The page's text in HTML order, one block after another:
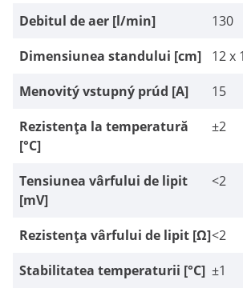
Debitul de aer [l/min]
130
Dimensiunea standului [cm]
12 x
Menovitý vstupný prúd [A]
15
Rezistența la temperatură
[°C]
±2
Tensiunea vârfului de lipit
[mV]
<2
Rezistența vârfului de lipit [Ω]<2
Stabilitatea temperaturii [°C] ±1